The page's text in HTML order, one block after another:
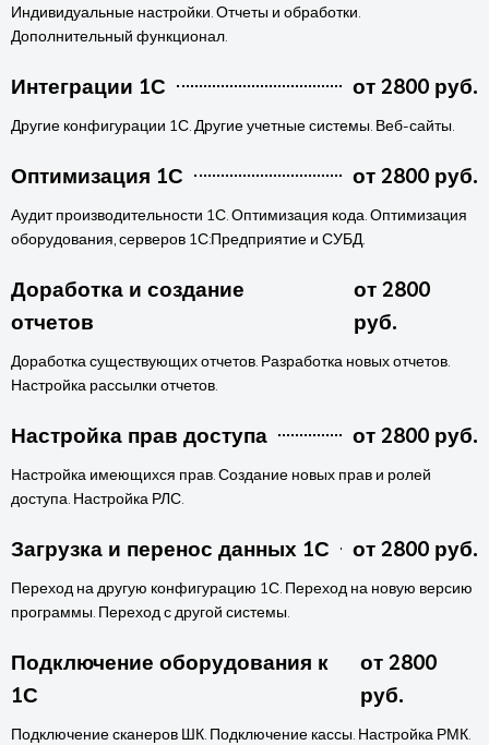
Индивидуальные настройки. Отчеты и обработки.
Дополнительный функционал.
Интеграции 1С от 2800 руб.
Другие конфигурации 1С. Другие учетные системы. Веб-сайты.
Оптимизация 1С от 2800 руб.
Аудит производительности 1С. Оптимизация кода. Оптимизация
оборудования, серверов 1С:Предприятие и СУБД.
Доработка и создание
отчетов
от 2800
руб.
Доработка существующих отчетов. Разработка новых отчетов.
Настройка рассылки отчетов.
Настройка прав доступа от 2800 руб.
Настройка имеющихся прав. Создание новых прав и ролей
доступа. Настройка РЛС.
Загрузка и перенос данных 1С от 2800 руб.
Переход на другую конфигурацию 1С. Переход на новую версию
программы. Переход с другой системы.
Подключение оборудования к
1С
от 2800
руб.
Подключение сканеров ШК. Подключение кассы. Настройка РМК.